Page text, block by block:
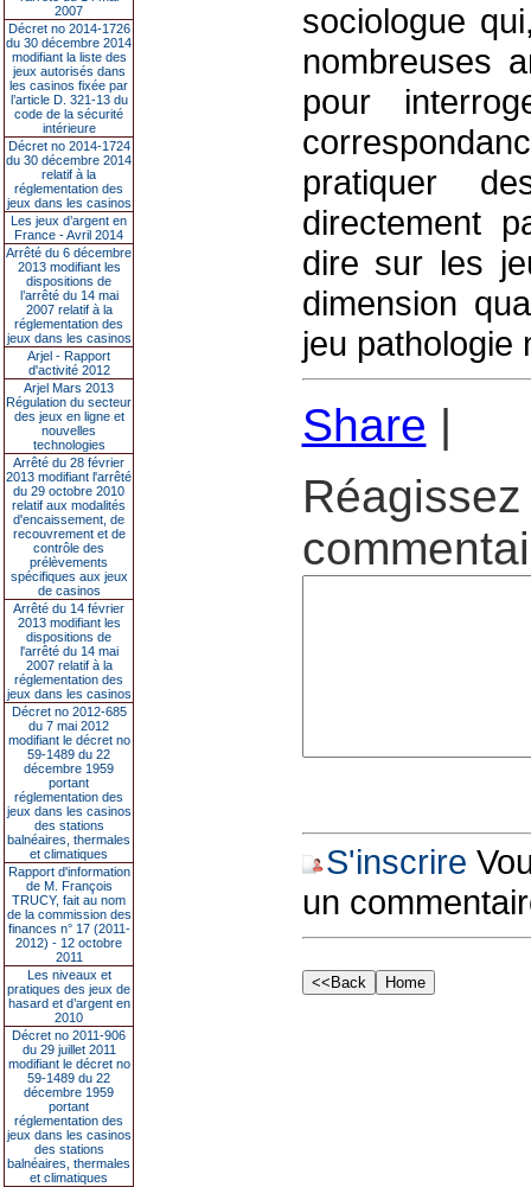
2007
Décret no 2014-1726
du 30 décembre 2014
modifiant la liste des
jeux autorisés dans
les casinos fixée par
l’article D. 321-13 du
code de la sécurité
intérieure
Décret no 2014-1724
du 30 décembre 2014
relatif à la
réglementation des
jeux dans les casinos
Les jeux d’argent en
France - Avril 2014
Arrêté du 6 décembre
2013 modifiant les
dispositions de
l’arrêté du 14 mai
2007 relatif à la
réglementation des
jeux dans les casinos
Arjel - Rapport
d'activité 2012
Arjel Mars 2013
Régulation du secteur
des jeux en ligne et
nouvelles
technologies
Arrêté du 28 février
2013 modifiant l'arrêté
du 29 octobre 2010
relatif aux modalités
d'encaissement, de
recouvrement et de
contrôle des
prélèvements
spécifiques aux jeux
de casinos
Arrêté du 14 février
2013 modifiant les
dispositions de
l'arrêté du 14 mai
2007 relatif à la
réglementation des
jeux dans les casinos
Décret no 2012-685
du 7 mai 2012
modifiant le décret no
59-1489 du 22
décembre 1959
portant
réglementation des
jeux dans les casinos
des stations
balnéaires, thermales
et climatiques
Rapport d'information
de M. François
TRUCY, fait au nom
de la commission des
finances n° 17 (2011-
2012) - 12 octobre
2011
Les niveaux et
pratiques des jeux de
hasard et d’argent en
2010
Décret no 2011-906
du 29 juillet 2011
modifiant le décret no
59-1489 du 22
décembre 1959
portant
réglementation des
jeux dans les casinos
des stations
balnéaires, thermales
et climatiques
sociologue
nombreuses
pour
pratiquer
directement
dire sur les
dimension
jeu pathologie
Share |
S'inscrire
un